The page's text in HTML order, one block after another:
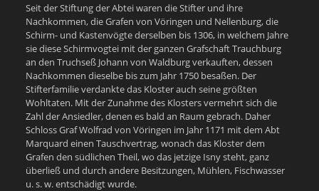
Seit der Stiftung der Abtei waren die Stifter und ihre
Nachkommen, die Grafen von Vöringen und Nellenburg, die
Schirm- und Kastenvögte derselben bis 1306, in welchem Jahre
sie diese Schirmvogtei mit der ganzen Grafschaft Trauchburg
an den Truchseß Johann von Waldburg verkauften, dessen
Nachkommen dieselbe bis zum Jahr 1750 besaßen. Der
Stifterfamilie verdankte das Kloster auch seine größten
Wohltaten. Mit der Zunahme des Klosters vermehrt sich die
Zahl der Ansiedler, denen es bald an Raum gebrach. Daher
Schloss Graf Wolfrad von Vöringen im Jahr 1171 mit dem Abt
Marquard einen Tauschvertrag, wonach das Kloster dem
Grafen den südlichen Theil, wo das jetzige Isny steht, ganz
überließ und durch andere Besitzungen, Mühlen, Fischwasser
u. s. w. entschädigt wurde.